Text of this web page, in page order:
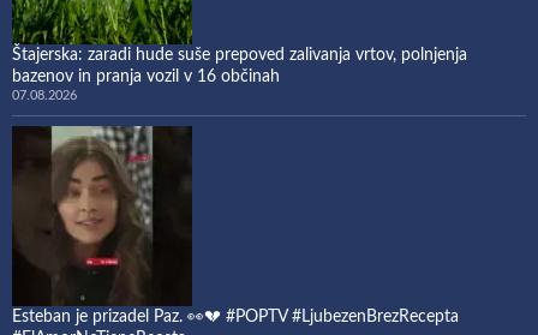
Štajerska: zaradi hude suše prepoved zalivanja vrtov, polnjenja
bazenov in pranja vozil v 16 občinah
07.08.2026
Esteban je prizadel Paz. 👀💔 #POPTV #LjubezenBrezRecepta